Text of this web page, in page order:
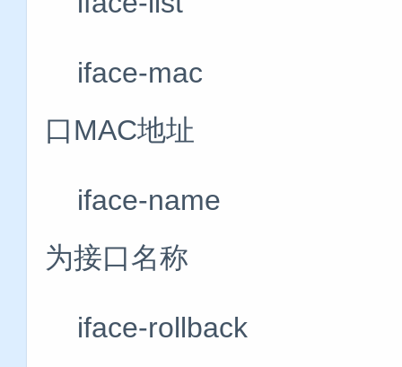
iface-mac #
口MAC地址
iface-name #
为接口名称
iface-rollback